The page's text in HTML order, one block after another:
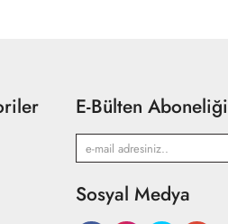
E-Bülten Aboneliği
Sosyal Medya